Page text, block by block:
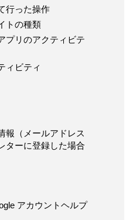
行った操作
トの種類
プリのアクティビテ
ィビティ
報（メールアドレス
ターに登録した場合
アカウントヘルプ